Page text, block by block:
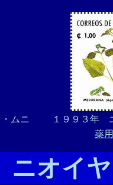
ムニ
１９９３年
薬
オイ